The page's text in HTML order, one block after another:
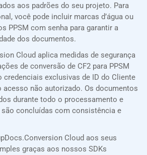
aos padrões do seu projeto. Para
você pode incluir marcas d’água ou
PPSM com senha para garantir a
dos documentos.
Cloud aplica medidas de segurança
de conversão de CF2 para PPSM
credenciais exclusivas de ID do Cliente
acesso não autorizado. Os documentos
durante todo o processamento e
concluídas com consistência e
Cloud aos seus
graças aos nossos SDKs